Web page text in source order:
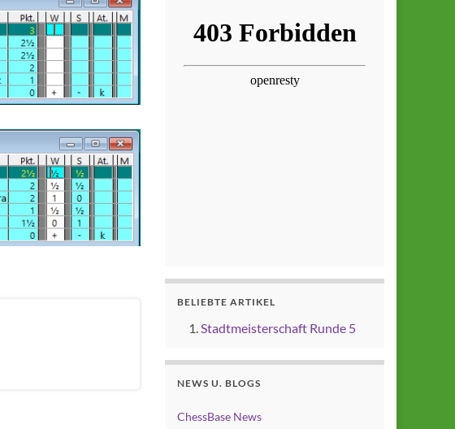
BELIEBTE ARTIKEL
Stadtmeisterschaft Runde 5
NEWS U. BLOGS
ChessBase News